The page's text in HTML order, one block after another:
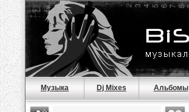
Музыка Dj Mixes Альбомы